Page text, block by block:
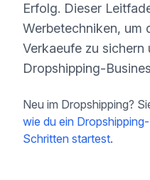
Erfolg. Dieser
Werbetechniken, um
Verkaeufe zu sichern
Dropshipping-
Neu im Dropshipping?
wie du ein
Schritten startest.